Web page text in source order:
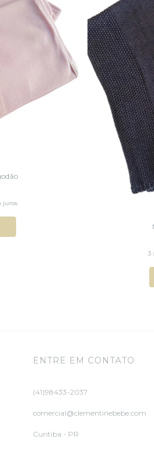
juros
3
ENTRE EM CONTATO
(41)98433-2037
comercial@clementinebebe.com
Curitiba - PR